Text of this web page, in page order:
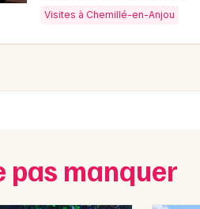
Visites à Chemillé-en-Anjou
pas manquer